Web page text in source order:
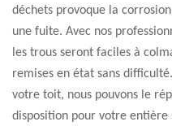
déchets provoque la
une fuite. Avec nos
les trous seront faciles à
remises en état sans
votre toit, nous pouvons le
disposition pour votre entière